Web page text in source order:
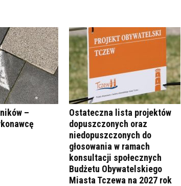
–
Ostateczna lista projektów
dopuszczonych oraz
niedopuszczonych do
głosowania w ramach
konsultacji społecznych
Budżetu Obywatelskiego
Miasta Tczewa na 2027 rok